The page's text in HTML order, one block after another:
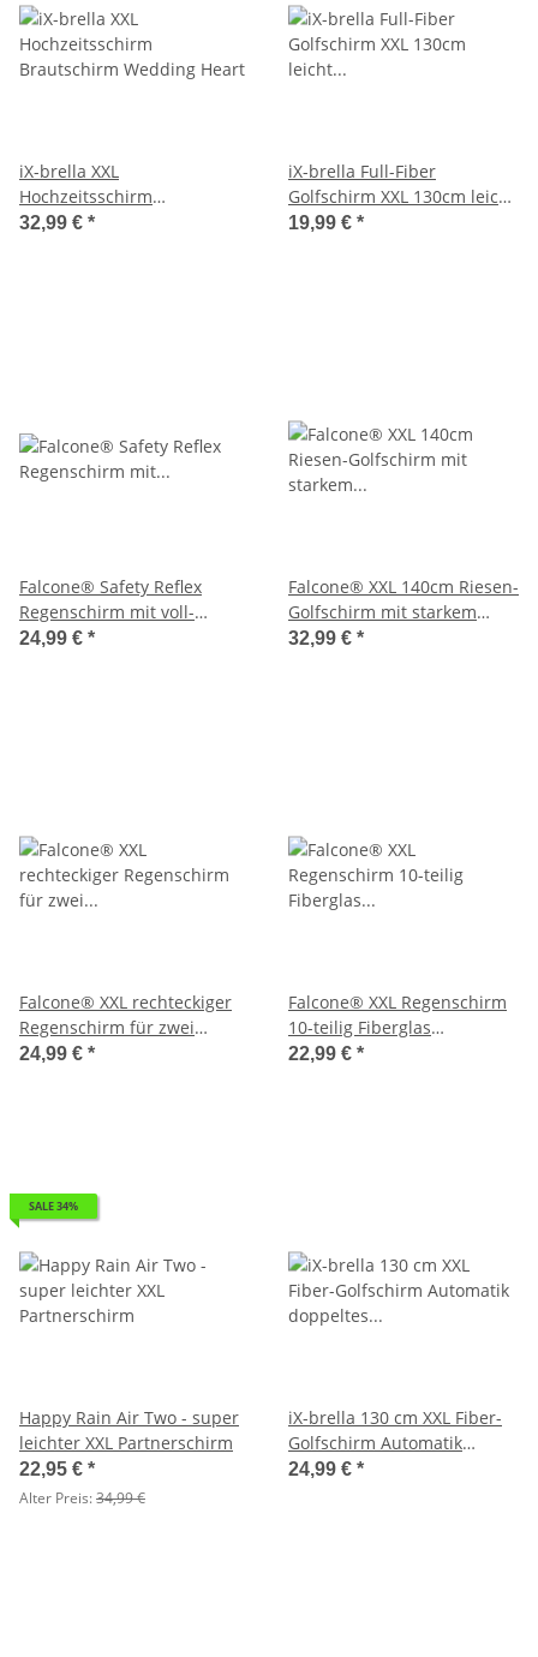
iX-brella XXL
Hochzeitsschirm
Brautschirm Wedding Heart
32,99 € *
iX-brella Full-Fiber
Golfschirm XXL 130cm leicht
sturmfest mit Softgriff
19,99 € *
Falcone® Safety Reflex
Regenschirm mit voll-
reflektierenden Flächen
24,99 € *
Falcone® XXL 140cm Riesen-
Golfschirm mit starkem
doppeltem Glasfibergestell
32,99 € *
Falcone® XXL rechteckiger
Regenschirm für zwei
Personen
24,99 € *
Falcone® XXL Regenschirm
10-teilig Fiberglas
windsicher Rundhakengriff
22,99 € *
SALE 34%
Happy Rain Air Two - super
leichter XXL Partnerschirm
22,95 € *
Alter Preis:34,99 €
iX-brella 130 cm XXL Fiber-
Golfschirm Automatik
doppeltes Dach mit
24,99 € *